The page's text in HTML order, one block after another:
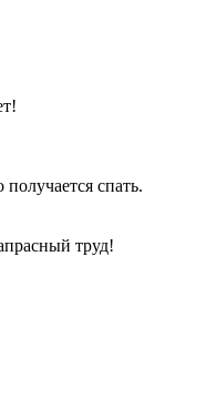
спать.
труд!